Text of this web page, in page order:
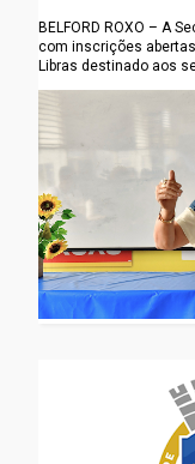
BELFORD ROXO – A
com inscrições
Libras destinado aos